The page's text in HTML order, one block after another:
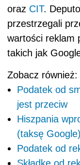
oraz CIT.
przestrzegali
wartości reklam
takich jak
Zobacz również:
Podatek od
jest przeciw
Hiszpania
(taksę Google)
Podatek od